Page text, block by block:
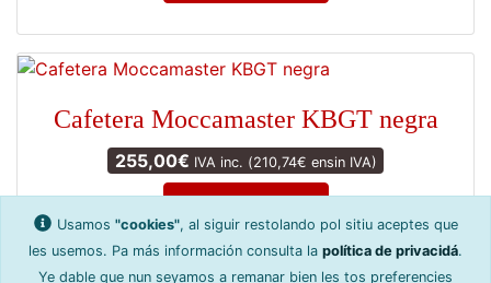
Cafetera Moccamaster KBGT negra
255,00€ IVA inc. (210,74€ ensin IVA)
Usamos "cookies", al siguir restolando pol sitiu aceptes que
les usemos. Pa más información consulta la política de privacidá.
Ye dable que nun seyamos a remanar bien les tos preferencies